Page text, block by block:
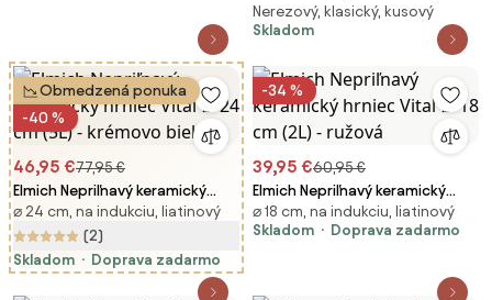
zavárací hrniec, dávkovač
nápojov, 27 l, 100 °C, ,
Nerezový, klasický, kusový
Skladom
Obmedzená ponuka
-40 %
46,95 €77,95 €
Elmich Nepriľnavý keramický
hrniec Vital Ø 24 cm (5L) -
krémovo biela
⌀ 24 cm, na indukciu, liatinový
(2)
Skladom
Doprava zadarmo
-34 %
39,95 €60,95 €
Elmich Nepriľnavý keramický
hrniec Vital Ø 18 cm (2L) -
ružová
⌀ 18 cm, na indukciu, liatinový
Skladom
Doprava zadarmo